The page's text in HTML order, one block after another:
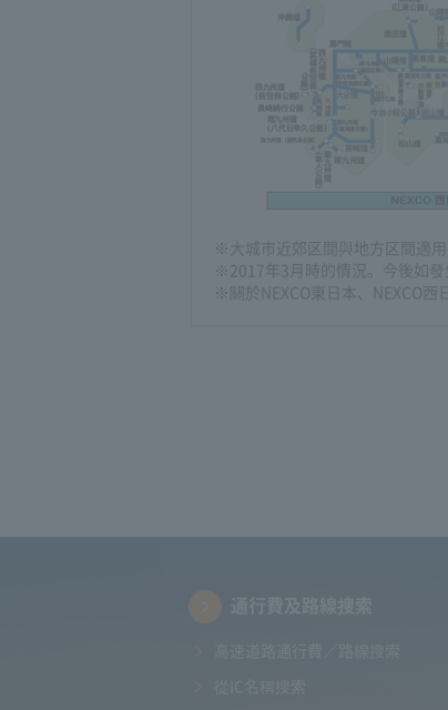
※大城市近郊区間與地方区間適用
※2017年3月時的情況。今後如
※關於NEXCO東日本、NEXCO